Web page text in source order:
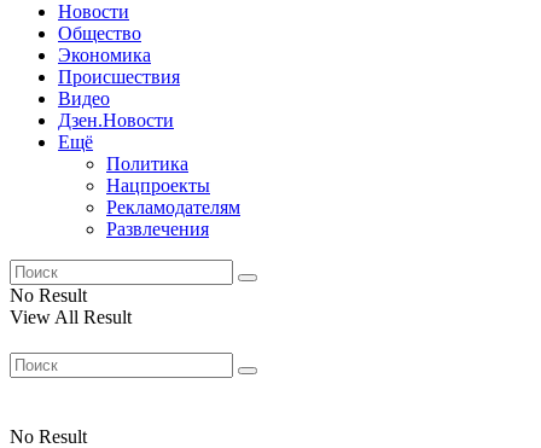
Новости
Общество
Экономика
Происшествия
Видео
Дзен.Новости
Ещё
Политика
Нацпроекты
Рекламодателям
Развлечения
No Result
View All Result
No Result